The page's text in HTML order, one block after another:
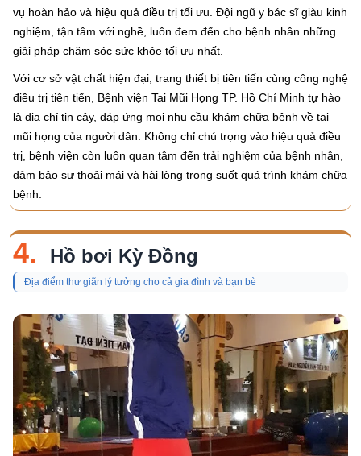
vụ hoàn hảo và hiệu quả điều trị tối ưu. Đội ngũ y bác sĩ giàu kinh
nghiệm, tận tâm với nghề, luôn đem đến cho bệnh nhân những
giải pháp chăm sóc sức khỏe tối ưu nhất.
Với cơ sở vật chất hiện đại, trang thiết bị tiên tiến cùng công nghệ
điều trị tiên tiến, Bệnh viện Tai Mũi Họng TP. Hồ Chí Minh tự hào
là địa chỉ tin cậy, đáp ứng mọi nhu cầu khám chữa bệnh về tai
mũi họng của người dân. Không chỉ chú trọng vào hiệu quả điều
trị, bệnh viện còn luôn quan tâm đến trải nghiệm của bệnh nhân,
đảm bảo sự thoải mái và hài lòng trong suốt quá trình khám chữa
bệnh.
4. Hồ bơi Kỳ Đồng
Địa điểm thư giãn lý tưởng cho cả gia đình và bạn bè